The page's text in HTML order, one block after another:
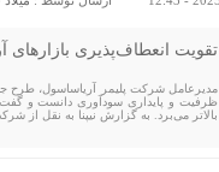
تقویت انعطاف‌پذیری بازارهای
مدیرعامل شرکت پلیمر آریاساسول، طرح
بالاتر می‌برد. به گزارش نیپنا به نقل از